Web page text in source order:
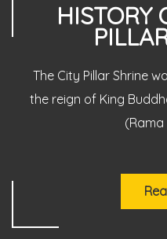
HISTORY
The City Pillar Shrine
the reign of King
(Rama
HOW TO
flower to worship